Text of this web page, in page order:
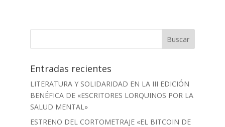
Entradas recientes
LITERATURA Y SOLIDARIDAD EN LA III EDICIÓN
BENÉFICA DE «ESCRITORES LORQUINOS POR LA
SALUD MENTAL»
ESTRENO DEL CORTOMETRAJE «EL BITCOIN DE